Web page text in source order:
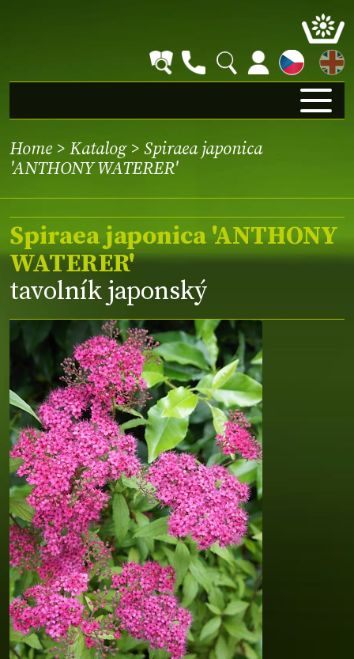
EN
Home > Katalog> Spiraea japonica
'ANTHONY WATERER'
Spiraea japonica 'ANTHONY
WATERER'
tavolník japonský